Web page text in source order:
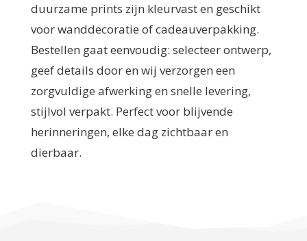
duurzame prints zijn kleurvast en geschikt
voor wanddecoratie of cadeauverpakking.
Bestellen gaat eenvoudig: selecteer ontwerp,
geef details door en wij verzorgen een
zorgvuldige afwerking en snelle levering,
stijlvol verpakt. Perfect voor blijvende
herinneringen, elke dag zichtbaar en
dierbaar.